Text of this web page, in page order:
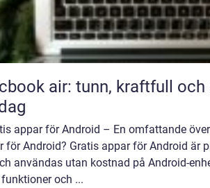
air: tunn, kraftfull
appar för Android – En omfattande
för Android? Gratis appar för Android är
användas utan kostnad på Android-
och ...